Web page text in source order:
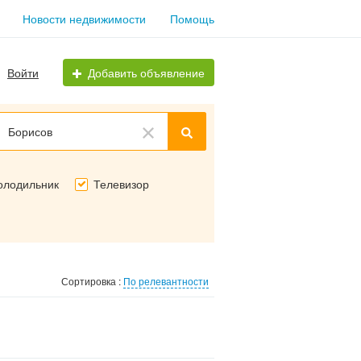
Новости недвижимости Помощь
Войти Добавить объявление
Борисов
Телевизор
Сортировка : По релевантности